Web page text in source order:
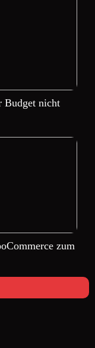
Budget nicht
zum